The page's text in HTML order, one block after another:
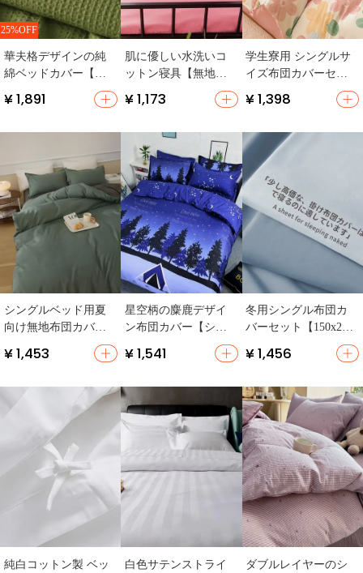
25%OFF
華夫格デザインの純
綿ベッドカバー【洗
える・極上の柔らか
さ】（セットアップ
¥ 1,891
肌に優しい水洗いコ
ットン寝具【無地・
学生寮用・ベッドカ
バー・シーツ】（セ
¥ 1,173
学生寮用 シングルサ
イズ布団カバーセッ
ト【150x200x230・コ
ットン製・3点セッ
¥ 1,398
シングルベッド用夏
向け無地布団カバー
【学生寮用・全棉・
シンプルデザイン】
¥ 1,453
星空柄の麋鹿デザイ
ン布団カバー【シン
グル・ダブル対応・
ベッドリネン・学生
プ対応）
¥ 1,541
冬用シングル布団カ
バーセット【150x200
x230・純綿・ベッド
シーツ付き】
¥ 1,456
純白コットン製 ベッ
白色サテンストライ
ダブルレイヤーのシ